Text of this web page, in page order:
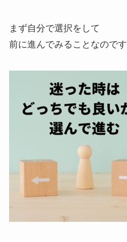
まず自分で選択をして
前に進んでみることなのです